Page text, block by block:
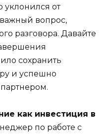
уклонился от
важный вопрос,
разговора. Давайте
сохранить
и успешно
как инвестиция в
по работе с